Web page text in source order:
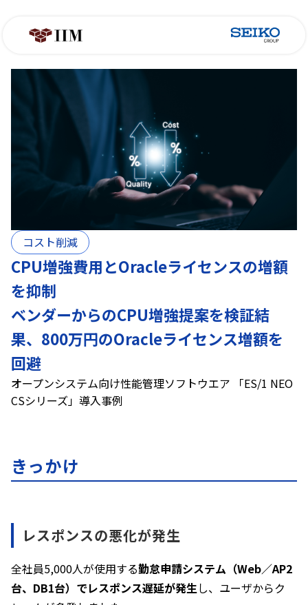
コスト削減
CPU増強費用とOracleライセンスの増額
を抑制
ベンダーからのCPU増強提案を検証結
果、800万円のOracleライセンス増額を
回避
オープンシステム向け性能管理ソフトウエア 「ES/1 NEO
CSシリーズ」導入事例
きっかけ
レスポンスの悪化が発生
全社員5,000人が使用する勤怠申請システム（Web／AP2
台、DB1台）でレスポンス遅延が発生し、ユーザからク